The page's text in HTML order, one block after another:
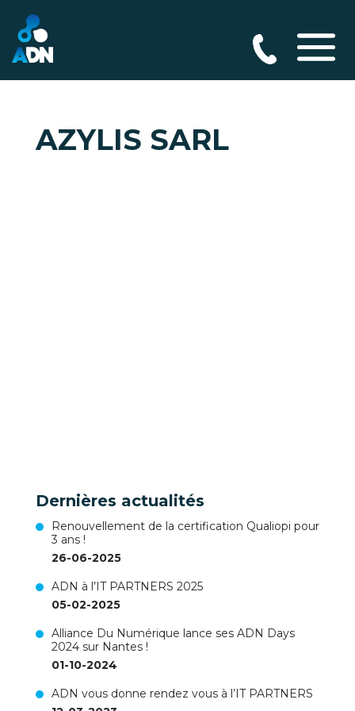
AZYLIS SARL
Dernières actualités
Renouvellement de la certification Qualiopi pour
3 ans !
26-06-2025
ADN à l’IT PARTNERS 2025
05-02-2025
Alliance Du Numérique lance ses ADN Days
2024 sur Nantes !
01-10-2024
ADN vous donne rendez vous à l’IT PARTNERS